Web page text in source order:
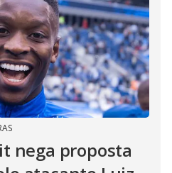
nega proposta